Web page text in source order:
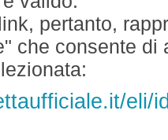
pertanto,
che consente
eli/